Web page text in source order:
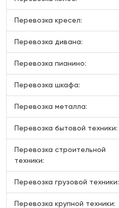
Перевозка кресел:
Перевозка дивана:
Перевозка пианино:
Перевозка шкафа:
Перевозка металла:
Перевозка бытовой техники:
Перевозка строительной
техники:
Перевозка грузовой техники:
Перевозка крупной техники: